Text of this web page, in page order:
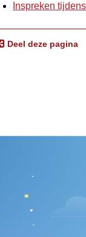
Inspreken
Deel deze pagina